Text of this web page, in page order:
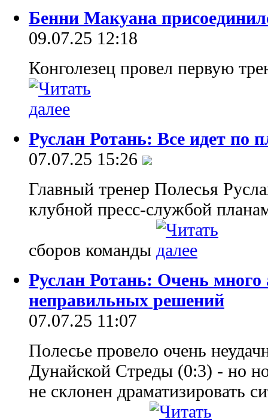
Бенни Макуана
09.07.25 12:18
Конголезец провел первую
Руслан Ротань: Все идет по
07.07.25 15:26
Главный тренер Полесья
клубной пресс-службой
сборов команды
Руслан Ротань: Очень много
неправильных решений
07.07.25 11:07
Полесье провело очень
Дунайской Стреды (0:3) - но
не склонен драматизировать